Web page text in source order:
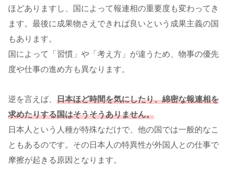
ほどありますし、国によって報連相の重要度も変わってき
ます。最後に成果物さえできれば良いという成果主義の国
もあります。
国によって 「習慣」や「考え方」が違うため、物事の優先
度や仕事の進め方も異なります。
逆を言えば、 日本ほど時間を気にしたり、綿密な報連相を
求めたりする国はそうそうありません。
日本人という人種が特殊なだけで、他の国では一般的なこ
ともあるのです。その日本人の特異性が外国人との仕事で
摩擦が起きる原因となります。